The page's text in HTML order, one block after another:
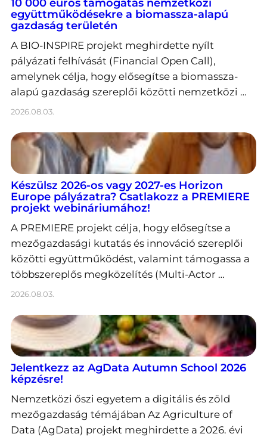
10 000 eurós támogatás nemzetközi
együttműködésekre a biomassza-alapú
gazdaság területén
A BIO-INSPIRE projekt meghirdette nyílt
pályázati felhívását (Financial Open Call),
amelynek célja, hogy elősegítse a biomassza-
alapú gazdaság szereplői közötti nemzetközi …
2026.08.03.
Készülsz 2026-os vagy 2027-es Horizon
Europe pályázatra? Csatlakozz a PREMIERE
projekt webináriumához!
A PREMIERE projekt célja, hogy elősegítse a
mezőgazdasági kutatás és innováció szereplői
közötti együttműködést, valamint támogassa a
többszereplős megközelítés (Multi-Actor …
2026.08.03.
Jelentkezz az AgData Autumn School 2026
képzésre!
Nemzetközi őszi egyetem a digitális és zöld
mezőgazdaság témájában Az Agriculture of
Data (AgData) projekt meghirdette a 2026. évi